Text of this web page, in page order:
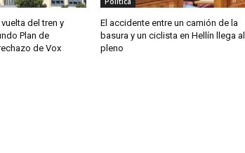
del tren y
Plan de
de Vox
El accidente entre un camión de la
basura y un ciclista en Hellín llega al
pleno